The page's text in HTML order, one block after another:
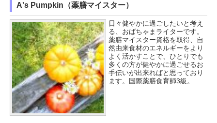
A's Pumpkin（薬膳マイスター）
日々健やかに過ごしたいと考え
る、おばちゃまライターです。
薬膳マイスター資格を取得、自
然由来食材のエネルギーをより
よく活かすことで、ひとりでも
多くの方が健やかに過ごせるお
手伝いが出来ればと思っており
ます。国際薬膳食育師3級。